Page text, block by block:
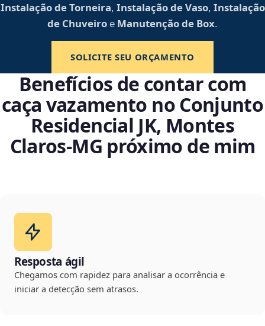
Instalação de Torneira, Instalação de Vaso, Instalação
de Chuveiro e Manutenção de Box.
SOLICITE SEU ORÇAMENTO
Benefícios de contar com
caça vazamento no Conjunto
Residencial JK, Montes
Claros‑MG próximo de mim
Resposta ágil
Chegamos com rapidez para analisar a ocorrência e
iniciar a detecção sem atrasos.